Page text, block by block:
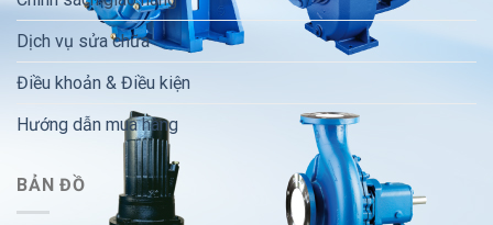
Dịch vụ sửa chữa
Điều khoản & Điều kiện
Hướng dẫn mua hàng
BẢN ĐỒ